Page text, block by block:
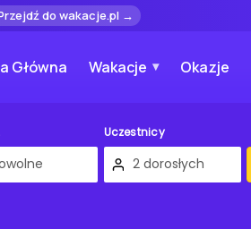
do wakacje.pl →
Główna Wakacje Okazje
Uczestnicy